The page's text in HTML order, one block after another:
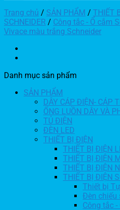
Trang chủ / SẢN PHẨM / THIẾT
SCHNEIDER / Công tắc - Ổ cắm
Vivace màu trắng Schneider
Danh mục sản phẩm
SẢN PHẨM
DÂY CÁP ĐIỆN- CÁP
ỐNG LUỒN DÂY VÀ
TỦ ĐIỆN
ĐÈN LED
THIẾT BỊ ĐIỆN
THIẾT BỊ ĐIỆN
THIẾT BỊ ĐIỆN
THIẾT BỊ ĐIỆN
THIẾT BỊ ĐIỆN
Thiết bị
Đèn chiếu
Công tắc